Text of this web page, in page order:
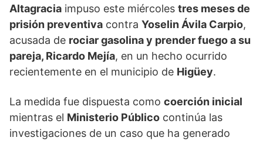
Altagracia impuso este miércoles tres meses de
prisión preventiva contra Yoselin Ávila Carpio,
acusada de rociar gasolina y prender fuego a su
pareja, Ricardo Mejía, en un hecho ocurrido
recientemente en el municipio de Higüey.
La medida fue dispuesta como coerción inicial
mientras el Ministerio Público continúa las
investigaciones de un caso que ha generado